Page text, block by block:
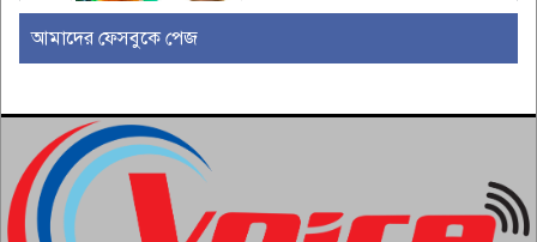
মহেশখালীতে ভাসমান বিকল
৬
আমাদের ফেসবুকে পেজ